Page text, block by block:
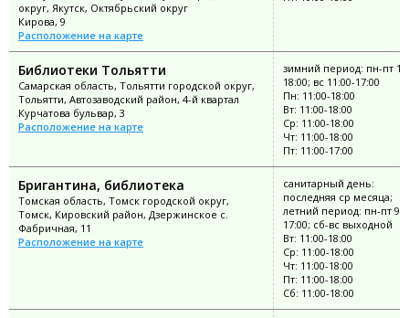
округ, Якутск, Октябрьский округ
Кирова, 9
Расположение на карте
Библиотеки Тольятти
Самарская область, Тольятти городской округ,
Тольятти, Автозаводский район, 4-й квартал
Курчатова бульвар, 3
Расположение на карте
зимний период: пн-пт
18:00; вс 11:00-17:00
Пн: 11:00-18:00
Вт: 11:00-18:00
Ср: 11:00-18:00
Чт: 11:00-18:00
Пт: 11:00-17:00
Бригантина, библиотека
Томская область, Томск городской округ,
Томск, Кировский район, Дзержинское с.
Фабричная, 11
Расположение на карте
санитарный день:
последняя ср месяца;
летний период: пн-пт
17:00; сб-вс выходной
Вт: 11:00-18:00
Ср: 11:00-18:00
Чт: 11:00-18:00
Пт: 11:00-18:00
Сб: 11:00-18:00